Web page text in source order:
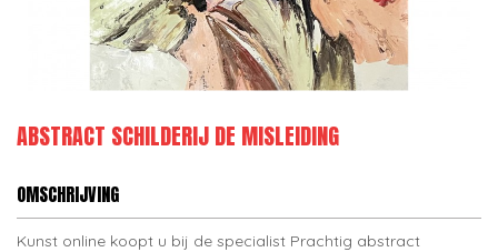
ABSTRACT SCHILDERIJ DE MISLEIDING
OMSCHRIJVING
Kunst online koopt u bij de specialist Prachtig abstract